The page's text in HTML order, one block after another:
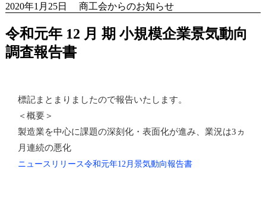
2020年1月25日 商工会からのお知らせ
令和元年 12 月 期 小規模企業景気動向
調査報告書
標記まとまりましたので報告いたします。
＜概要＞
製造業を中心に課題の深刻化・表面化が進み、業況は3ヵ
月連続の悪化
ニュースリリース令和元年12月景気動向報告書